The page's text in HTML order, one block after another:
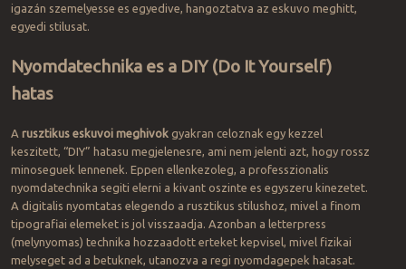
igazán szemelyesse es egyedive, hangoztatva az eskuvo meghitt,
egyedi stilusat.
Nyomdatechnika es a DIY (Do It Yourself)
hatas
A rusztikus eskuvoi meghivokgyakran celoznak egy kezzel
keszitett, “DIY” hatasu megjelenesre, ami nem jelenti azt, hogy rossz
minoseguek lennenek. Eppen ellenkezoleg, a professzionalis
nyomdatechnika segiti elerni a kivant oszinte es egyszeru kinezetet.
A digitalis nyomtatas elegendo a rusztikus stilushoz, mivel a finom
tipografiai elemeket is jol visszaadja. Azonban a letterpress
(melynyomas) technika hozzaadott erteket kepvisel, mivel fizikai
melyseget ad a betuknek, utanozva a regi nyomdagepek hatasat.